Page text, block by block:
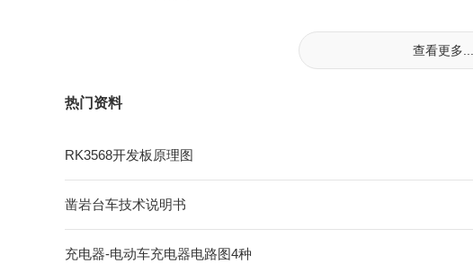
查看更多...
热门资料
RK3568开发板原理图
凿岩台车技术说明书
充电器-电动车充电器电路图4种